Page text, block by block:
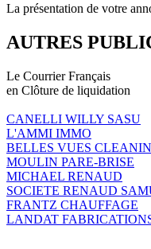
La présentation de votre
AUTRES
Le Courrier Français
en Clôture de liquidation
CANELLI WILLY SASU
L'AMMI IMMO
BELLES VUES
MOULIN PARE-BRISE
MICHAEL RENAUD
SOCIETE RENAUD
FRANTZ CHAUFFAGE
LANDAT